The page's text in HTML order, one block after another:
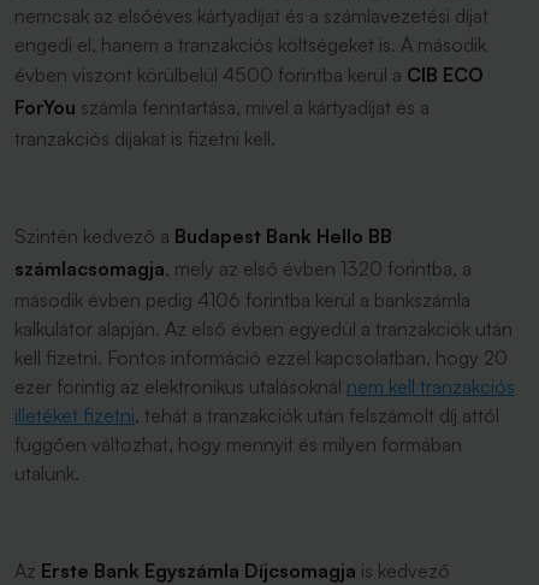
nemcsak az elsőéves kártyadíjat és a számlavezetési díjat
engedi el, hanem a tranzakciós költségeket is. A második
évben viszont körülbelül 4500 forintba kerül a CIB ECO
ForYou számla fenntartása, mivel a kártyadíjat és a
tranzakciós díjakat is fizetni kell.
Szintén kedvező a Budapest Bank Hello BB
számlacsomagja, mely az első évben 1320 forintba, a
második évben pedig 4106 forintba kerül a bankszámla
kalkulátor alapján. Az első évben egyedül a tranzakciók után
kell fizetni. Fontos információ ezzel kapcsolatban, hogy 20
ezer forintig az elektronikus utalásoknál nem kell tranzakciós
illetéket fizetni, tehát a tranzakciók után felszámolt díj attól
függően változhat, hogy mennyit és milyen formában
utalunk.
Az Erste Bank Egyszámla Díjcsomagja is kedvező